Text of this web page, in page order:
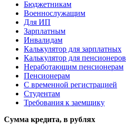
Бюджетникам
Военнослужащим
Для ИП
Зарплатным
Инвалидам
Калькулятор для зарплатных
Калькулятор для пенсионеров
Неработающим пенсионерам
Пенсионерам
С временной регистрацией
Студентам
Требования к заемщику
Сумма кредита, в рублях